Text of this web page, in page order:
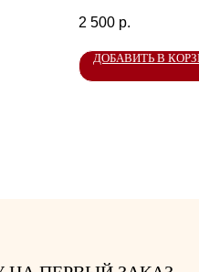
2 500 р.
ДОБАВИТЬ В